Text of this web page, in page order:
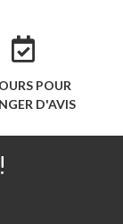
POUR
D'AVIS